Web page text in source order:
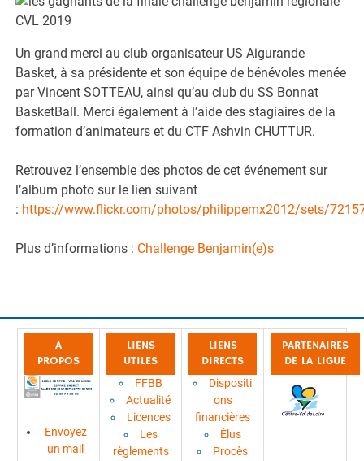
Un grand merci au club organisateur US Aigurande
Basket, à sa présidente et son équipe de bénévoles menée
par Vincent SOTTEAU, ainsi qu’au club du SS Bonnat
BasketBall. Merci également à l’aide des stagiaires de la
formation d’animateurs et du CTF Ashvin CHUTTUR.
Retrouvez l’ensemble des photos de cet événement sur
l’album photo sur le lien suivant
: https://www.flickr.com/photos/philippemx2012/sets/
Plus d’informations : Challenge Benjamin(e)s
A
PROPOS
Envoyez
un mail
LIENS
UTILES
FFBB
Actualité
Licences
Les
règlements
LIENS
DIRECTS
Dispositi
ons
financières
Élus
Procès
PARTENAIRES
DE LA LIGUE